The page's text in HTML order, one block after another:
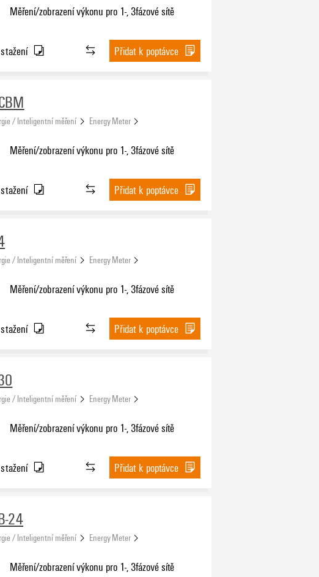
Měření/zobrazení výkonu pro 1-, 3fázové sítě
Přidat k poptávce
/ Inteligentní měření
Energy Meter
Měření/zobrazení výkonu pro 1-, 3fázové sítě
Přidat k poptávce
/ Inteligentní měření
Energy Meter
Měření/zobrazení výkonu pro 1-, 3fázové sítě
Přidat k poptávce
/ Inteligentní měření
Energy Meter
Měření/zobrazení výkonu pro 1-, 3fázové sítě
Přidat k poptávce
24
/ Inteligentní měření
Energy Meter
Měření/zobrazení výkonu pro 1-, 3fázové sítě